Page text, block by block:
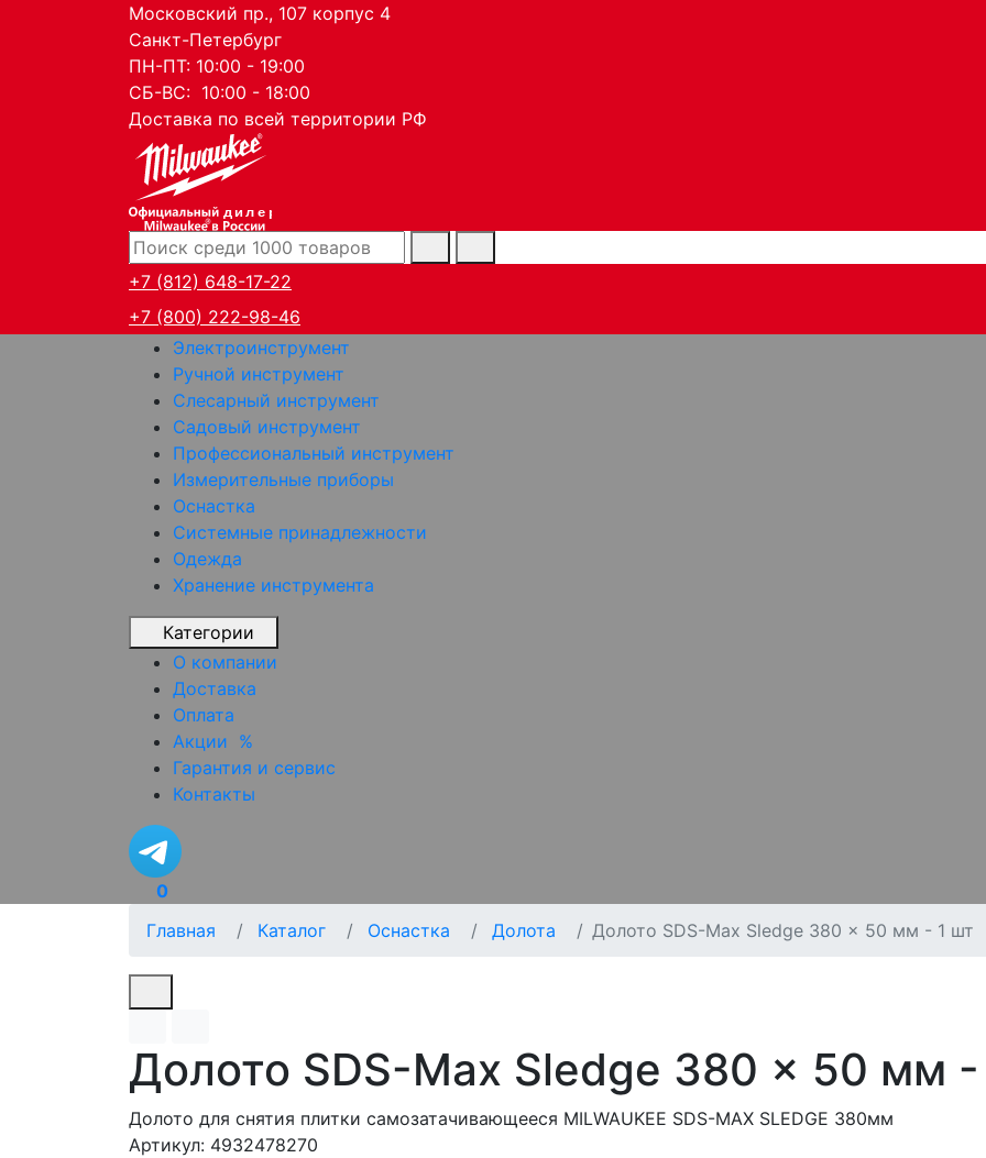
Московский пр., 107 корпус 4
Санкт-Петербург
ПН-ПТ: 10:00 - 19:00
СБ-ВС: 10:00 - 18:00
Доставка по всей территории РФ
дилер
+7 (812) 648-17-22
+7 (800) 222-98-46
Электроинструмент
Ручной инструмент
Слесарный инструмент
Садовый инструмент
Профессиональный инструмент
Измерительные приборы
Оснастка
Системные принадлежности
Одежда
Хранение инструмента
Категории
О компании
Доставка
Оплата
Акции %
Гарантия и сервис
Контакты
0
Главная
Каталог Оснастка Долота Долото SDS-Max Sledge 380 x 50 мм - 1 шт
Долото SDS-Max Sledge 380 x 50 мм
Долото для снятия плитки самозатачивающееся MILWAUKEE SDS-МАХ SLEDGE 380мм
Артикул: 4932478270